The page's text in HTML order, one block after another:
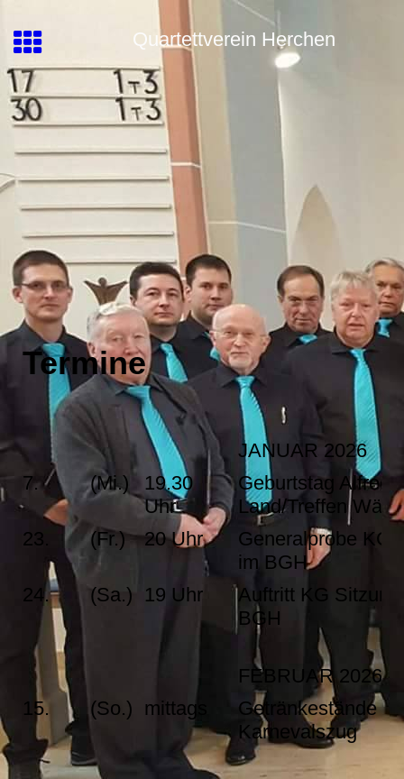
Quartettverein Herchen
Termine
JANUAR 2026
7.
(Mi.)
19.30
Uhr
Geburtstag Alfred
Land/Treffen
23.
(Fr.) 20 Uhr
Generalprobe KG
im BGH
24.
(Sa.) 19 Uhr
Auftritt KG
BGH
FEBRUAR 2026
15.
(So.) mittags
Getränkestände
Karnevalszug